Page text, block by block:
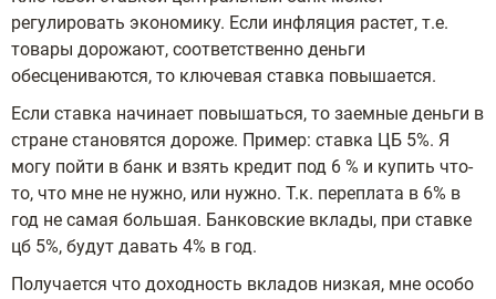
регулировать экономику. Если инфляция растет, т.е.
товары дорожают, соответственно деньги
обесцениваются, то ключевая ставка повышается.
Если ставка начинает повышаться, то заемные деньги в
стране становятся дороже. Пример: ставка ЦБ 5%. Я
могу пойти в банк и взять кредит под 6 % и купить что-
то, что мне не нужно, или нужно. Т.к. переплата в 6% в
год не самая большая. Банковские вклады, при ставке
цб 5%, будут давать 4% в год.
Получается что доходность вкладов низкая, мне особо